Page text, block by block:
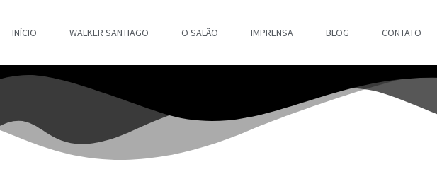
INÍCIO WALKER SANTIAGO O SALÃO IMPRENSA BLOG CONTATO